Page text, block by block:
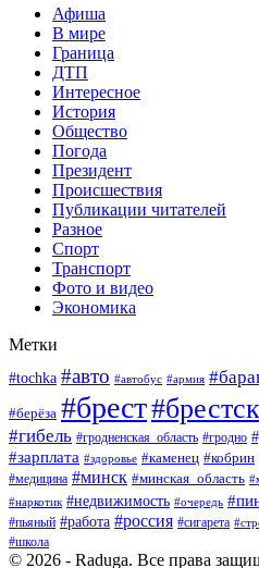
Афиша
В мире
Граница
ДТП
Интересное
История
Общество
Погода
Президент
Происшествия
Публикации читателей
Разное
Спорт
Транспорт
Фото и видео
Экономика
Метки
#tochka #авто #автобус #армия
#берёза #брест
#гибель #гродненская_область #гродно
#зарплата #здоровье #каменец #кобрин
#медицина #минск #минская_область
#наркотик #недвижимость #очередь
#пьяный #работа #россия #сигарета
#школа
© 2026 - Raduga. Все права